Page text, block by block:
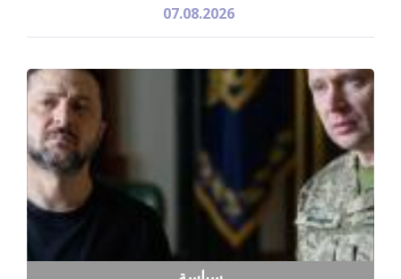
07.08.2026